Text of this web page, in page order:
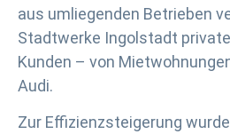
aus umliegenden Betrieben
Stadtwerke Ingolstadt
Kunden – von
Audi.
Zur Effizienzsteigerung